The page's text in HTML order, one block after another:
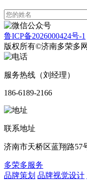
鲁ICP备2026000424号-1
版权所有©济南多荣多
服务热线（刘经理）
186-6189-2166
联系地址
济南市天桥区蓝翔路57
多荣多服务
品牌策划 品牌视觉设计